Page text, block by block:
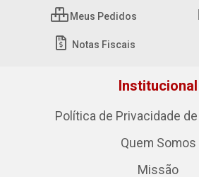
Meus Pedidos
Notas Fiscais
Institucional
Política de Privacidade
Quem Somos
Missão